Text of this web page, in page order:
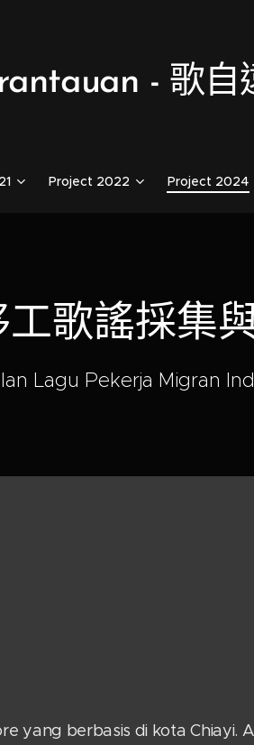
- 歌自
Project 2022 Project 2024
歌謠採集
Lagu Pekerja Migran
yang berbasis di kota Chiayi.